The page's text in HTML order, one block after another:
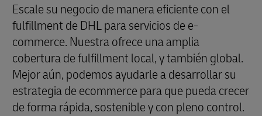
Escale su negocio de manera eficiente con el
fulfillment de DHL para servicios de e-
commerce. Nuestra ofrece una amplia
cobertura de fulfillment local, y también global.
Mejor aún, podemos ayudarle a desarrollar su
estrategia de ecommerce para que pueda crecer
de forma rápida, sostenible y con pleno control.